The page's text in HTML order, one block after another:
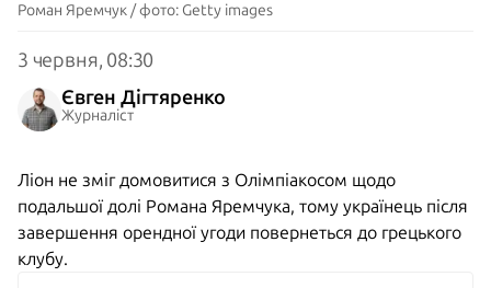
Роман Яремчук / фото: Getty images
3 червня, 08:30
Євген Дігтяренко
Журналіст
Ліон не зміг домовитися з Олімпіакосом щодо
подальшої долі Романа Яремчука, тому українець після
завершення орендної угоди повернеться до грецького
клубу.